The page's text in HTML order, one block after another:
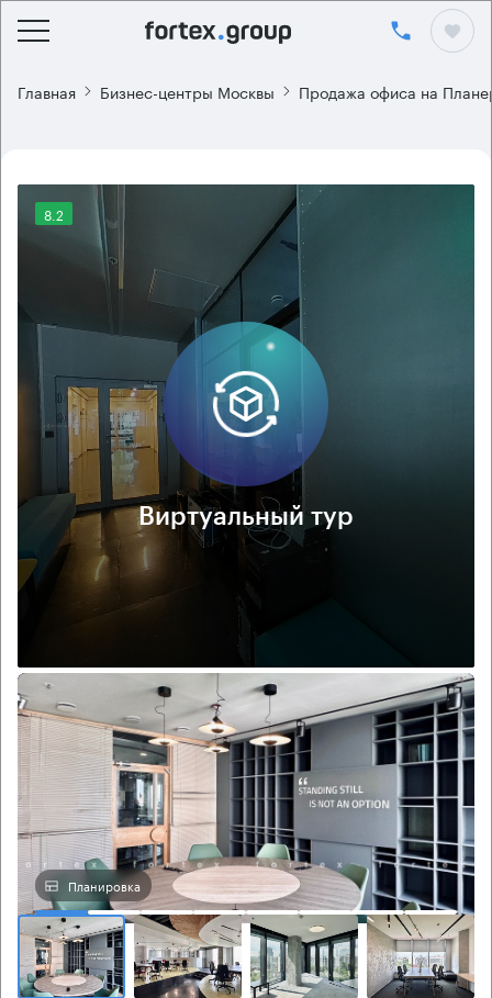
Главная Бизнес-центры Москвы Продажа офиса на
8.2
Виртуальный тур
Планировка